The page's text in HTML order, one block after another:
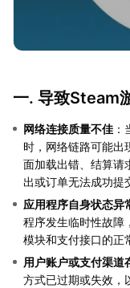
一. 导致Steam
网络连接质量不佳
时，网络链路可能出
面加载出错、结算请
出或订单无法成功提
应用程序自身状态异
程序发生临时性故障
模块和支付接口的正
用户账户或支付渠道
方式已过期或失效，